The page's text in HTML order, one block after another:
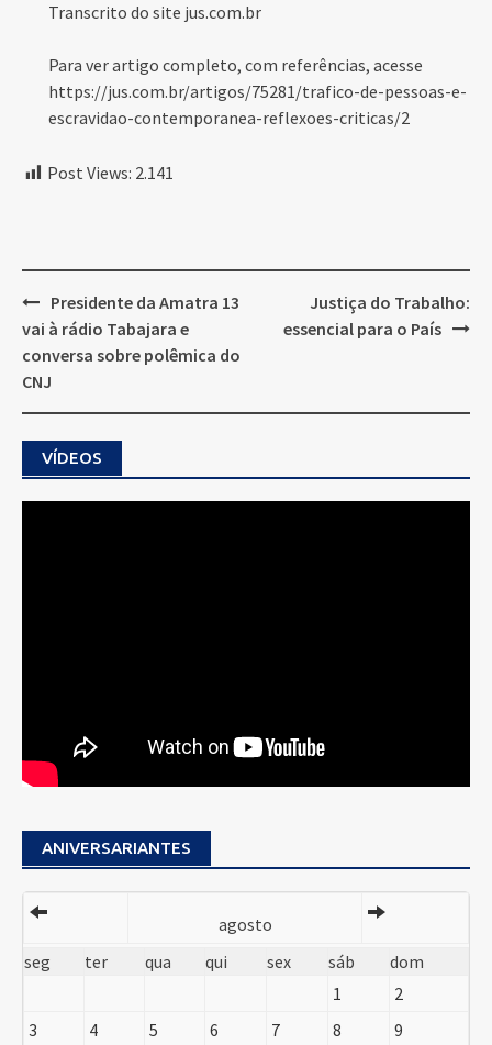
Transcrito do site jus.com.br
Para ver artigo completo, com referências, acesse
https://jus.com.br/artigos/75281/trafico-de-pessoas-e-
escravidao-contemporanea-reflexoes-criticas/2
Post Views: 2.141
Post
navigation
Presidente da Amatra 13
vai à rádio Tabajara e
conversa sobre polêmica do
CNJ
Justiça do Trabalho:
essencial para o País
VÍDEOS
ANIVERSARIANTES
agosto
seg
ter qua qui sex sáb
dom
1
2
3
4 5 6 7 8
9